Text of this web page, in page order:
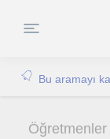
Bu aramayı